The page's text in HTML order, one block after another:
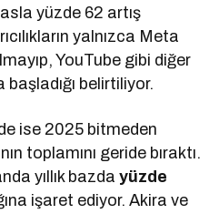
yüzde 62 artış
yalnızca Meta
YouTube gibi diğer
belirtiliyor.
ise 2025 bitmeden
toplamını geride bıraktı.
yıllık bazdayüzde
işaret ediyor. Akira ve